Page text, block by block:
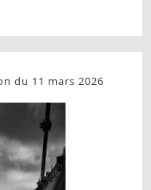
du 11 mars 2026